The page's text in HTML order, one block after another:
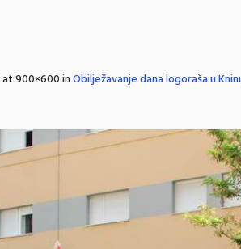
at 900×600 inObilježavanje dana logoraša u